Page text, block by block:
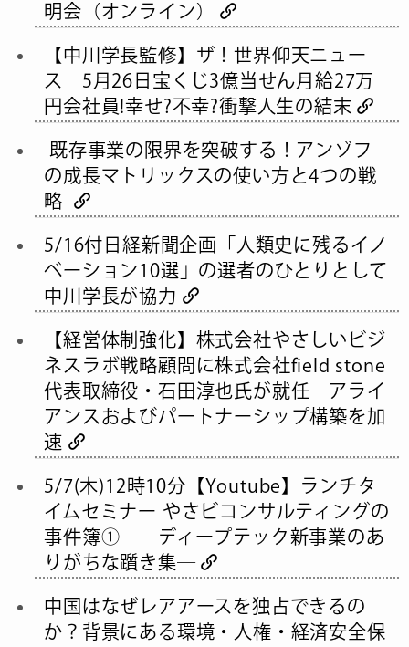
明会（オンライン）
【中川学長監修】ザ！世界仰天ニュー
ス 5月26日宝くじ3億当せん月給27万
円会社員!幸せ?不幸?衝撃人生の結末
既存事業の限界を突破する！アンゾフ
の成長マトリックスの使い方と4つの戦
略
5/16付日経新聞企画「人類史に残るイノ
ベーション10選」の選者のひとりとして
中川学長が協力
【経営体制強化】株式会社やさしいビジ
ネスラボ戦略顧問に株式会社field stone
代表取締役・石田淳也氏が就任 アライ
アンスおよびパートナーシップ構築を加
速
5/7(木)12時10分【Youtube】ランチタ
イムセミナー やさビコンサルティングの
事件簿① ―ディープテック新事業のあ
りがちな躓き集―
中国はなぜレアアースを独占できるの
か？背景にある環境・人権・経済安全保